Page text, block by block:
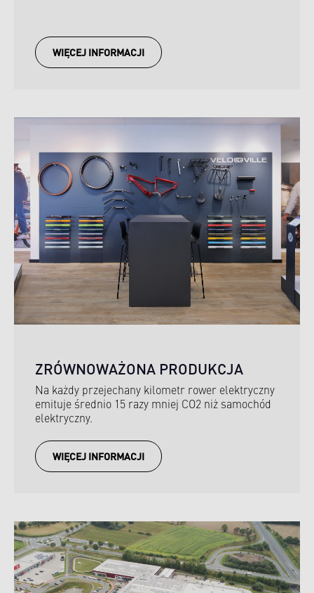
WIĘCEJ INFORMACJI
ZRÓWNOWAŻONA PRODUKCJA
Na każdy przejechany kilometr rower elektryczny
emituje średnio 15 razy mniej CO2 niż samochód
elektryczny.
WIĘCEJ INFORMACJI